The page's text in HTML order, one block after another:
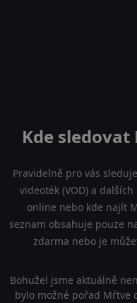
Kde
Pravidelně pro vás
videoték (VOD) a
online nebo kde najít
seznam obsahuje pouze
zdarma nebo je
Bohužel jsme aktuálně
bylo možné pořad Mŕtve